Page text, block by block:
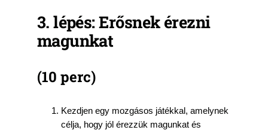
3. lépés: Erősnek érezni
magunkat
(10 perc)
Kezdjen egy mozgásos játékkal, amelynek
célja, hogy jól érezzük magunkat és